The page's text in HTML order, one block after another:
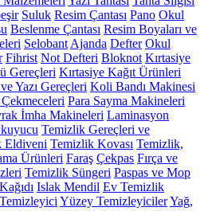
Suluk Resim Çantası Pano Okul
Beslenme Çantası Resim Boyaları ve
Selobant Ajanda Defter Okul
Fihrist Not Defteri Bloknot Kırtasiye
Gereçleri Kırtasiye Kağıt Ürünleri
Yazı Gereçleri Koli Bandı Makinesi
Para Sayma Makineleri
İmha Makineleri Laminasyon
Temizlik Gereçleri ve
Eldiveni Temizlik Kovası Temizlik,
Ürünleri Faraş Çekpas Fırça ve
Temizlik Süngeri Paspas ve Mop
Islak Mendil Ev Temizlik
Yüzey TemizleyicilerYağ,